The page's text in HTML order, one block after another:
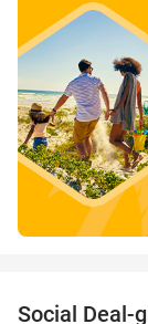
Social Deal-